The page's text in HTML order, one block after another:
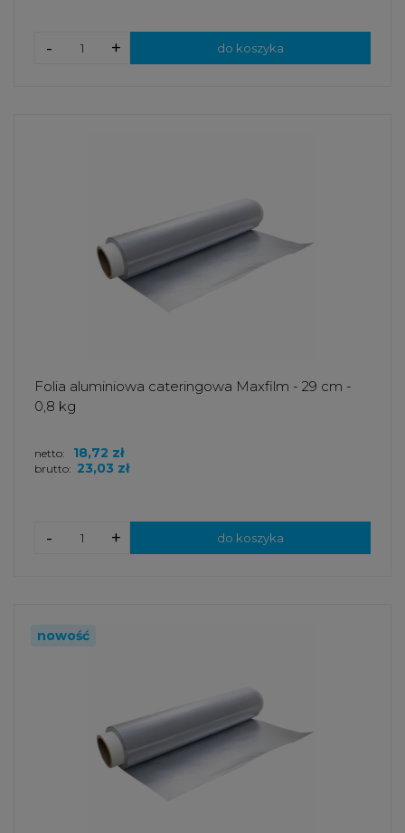
+
- do koszyka
Folia aluminiowa cateringowa Maxfilm - 29 cm -
0,8 kg
brutto: 23,03 zł
netto: 18,72 zł
+
- do koszyka
nowość